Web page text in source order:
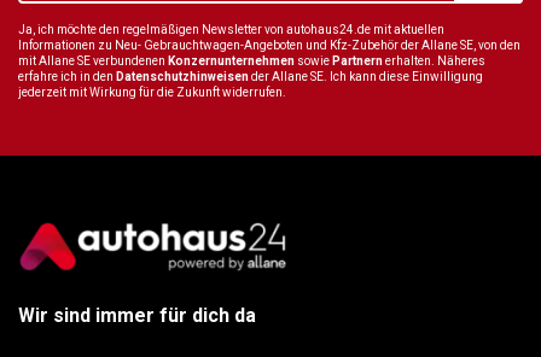
Ja, ich möchte den regelmäßigen Newsletter von autohaus24.de mit aktuellen
Informationen zu Neu- Gebrauchtwagen-Angeboten und Kfz-Zubehör der Allane SE, von den
mit Allane SE verbundenen Konzernunternehmen sowie Partnernerhalten. Näheres
erfahre ich in den Datenschutzhinweisender Allane SE. Ich kann diese Einwilligung
jederzeit mit Wirkung für die Zukunft widerrufen.
Wir sind immer für dich da